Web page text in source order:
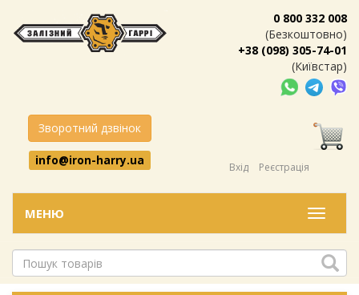
0 800 332 008
(Безкоштовно)
+38 (098) 305-74-01
(Київстар)
Зворотний дзвінок
info@iron-harry.ua
Вхід Реєстрація
Меню
МЕНЮ